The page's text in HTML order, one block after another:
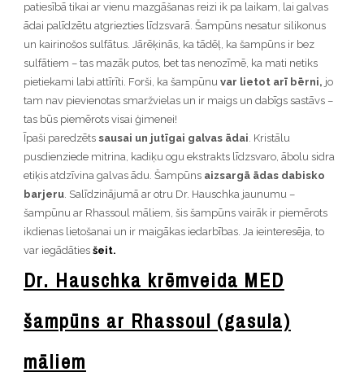
patiesībā tikai ar vienu mazgāšanas reizi ik pa laikam, lai galvas
ādai palīdzētu atgriezties līdzsvarā. Šampūns nesatur silikonus
un kairinošos sulfātus. Jārēķinās, ka tādēļ, ka šampūns ir bez
sulfātiem – tas mazāk putos, bet tas nenozīmē, ka mati netiks
pietiekami labi attīrīti. Forši, ka šampūnu var lietot arī bērni, jo
tam nav pievienotas smaržvielas un ir maigs un dabīgs sastāvs –
tas būs piemērots visai ģimenei!
Īpaši paredzēts sausai un jutīgai galvas ādai. Kristālu
pusdienziede mitrina, kadiķu ogu ekstrakts līdzsvaro, ābolu sidra
etiķis atdzīvina galvas ādu. Šampūns aizsargā ādas dabisko
barjeru. Salīdzinājumā ar otru Dr. Hauschka jaunumu –
šampūnu ar Rhassoul māliem, šis šampūns vairāk ir piemērots
ikdienas lietošanai un ir maigākas iedarbības. Ja ieinteresēja, to
var iegādātiesšeit.
Dr. Hauschka krēmveida MED
šampūns ar Rhassoul (gasula)
māliem